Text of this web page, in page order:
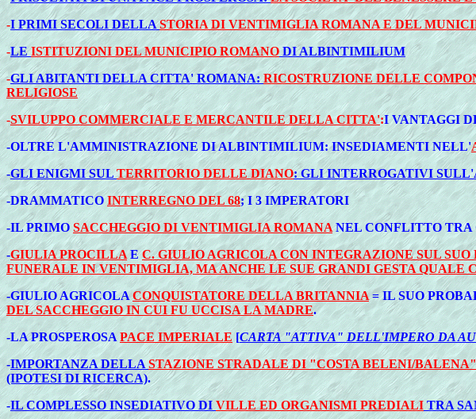
-I PRIMI SECOLI DELLASTORIA DI VENTIMIGLIA ROMANA E DEL
-LEISTITUZIONI DEL MUNICIPIO ROMANODI ALBINTIMILIUM
-GLI ABITANTI DELLA CITTA' ROMANA:RICOSTRUZIONE DELLE
RELIGIOSE
-SVILUPPO COMMERCIALE E MERCANTILE DELLA CITTA':I VANTAGGI
-OLTRE L'AMMINISTRAZIONE DI ALBINTIMILIUM: INSEDIAMENTI NELL'
-GLI ENIGMI SULTERRITORIO DELLE DIANO: GLI INTERROGATIVI
-DRAMMATICO INTERREGNO DEL 68; I 3 IMPERATORI
-IL PRIMO SACCHEGGIO DI VENTIMIGLIA ROMANANEL CONFLITTO
-GIULIA PROCILLAEC. GIULIO AGRICOLA CON INTEGRAZIONE SUL
FUNERALE IN VENTIMIGLIA, MA ANCHE LE SUE GRANDI GESTA QUALE
-GIULIO AGRICOLACONQUISTATORE DELLA BRITANNIA = IL SUO
DEL SACCHEGGIO IN CUI FU UCCISA LA MADRE.
-LA PROSPEROSA PACE IMPERIALE [CARTA "ATTIVA" DELL'IMPERO DA
-IMPORTANZA DELLA STAZIONE STRADALE DI "COSTA BELENI/BALENA"
(IPOTESI DI RICERCA).
-IL COMPLESSO INSEDIATIVO DI VILLE ED ORGANISMI PREDIALI TRA